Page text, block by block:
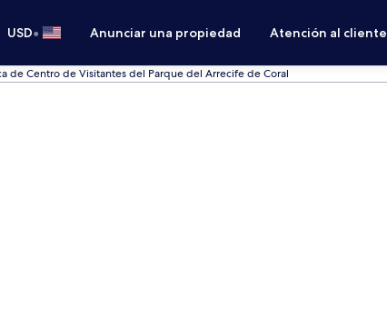
USD• Anunciar una propiedad Atención al cliente
de Centro de Visitantes del Parque del Arrecife de Coral